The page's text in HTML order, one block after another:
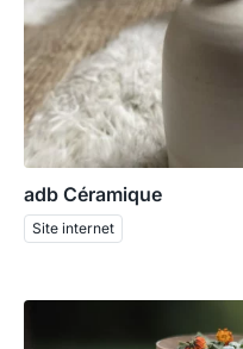
adb Céramique
Site internet